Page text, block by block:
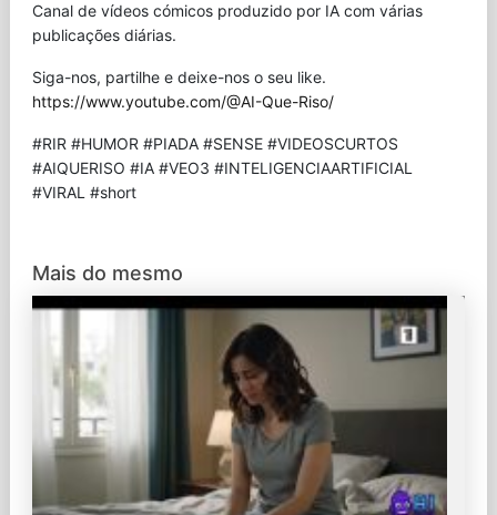
Canal de vídeos cómicos produzido por IA com várias
publicações diárias.
Siga-nos, partilhe e deixe-nos o seu like.
https://www.youtube.com/@AI-Que-Riso/
#RIR #HUMOR #PIADA #SENSE #VIDEOSCURTOS
#AIQUERISO #IA #VEO3 #INTELIGENCIAARTIFICIAL
#VIRAL #short
Mais do mesmo